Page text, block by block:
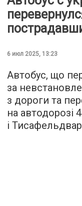
6 июл 2025, 13:23
Автобус, що
за
з дороги та
на автодорозі
і